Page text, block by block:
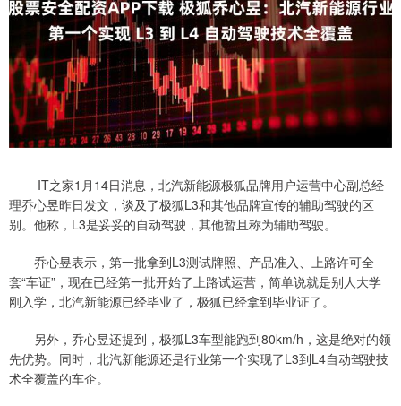
IT之家1月14日消息，北汽新能源极狐品牌用户运营中心副总经
理乔心昱昨日发文，谈及了极狐L3和其他品牌宣传的辅助驾驶的区
别。他称，L3是妥妥的自动驾驶，其他暂且称为辅助驾驶。
乔心昱表示，第一批拿到L3测试牌照、产品准入、上路许可全
套“车证”，现在已经第一批开始了上路试运营，简单说就是别人大学
刚入学，北汽新能源已经毕业了，极狐已经拿到毕业证了。
另外，乔心昱还提到，极狐L3车型能跑到80km/h，这是绝对的领
先优势。同时，北汽新能源还是行业第一个实现了L3到L4自动驾驶技
术全覆盖的车企。